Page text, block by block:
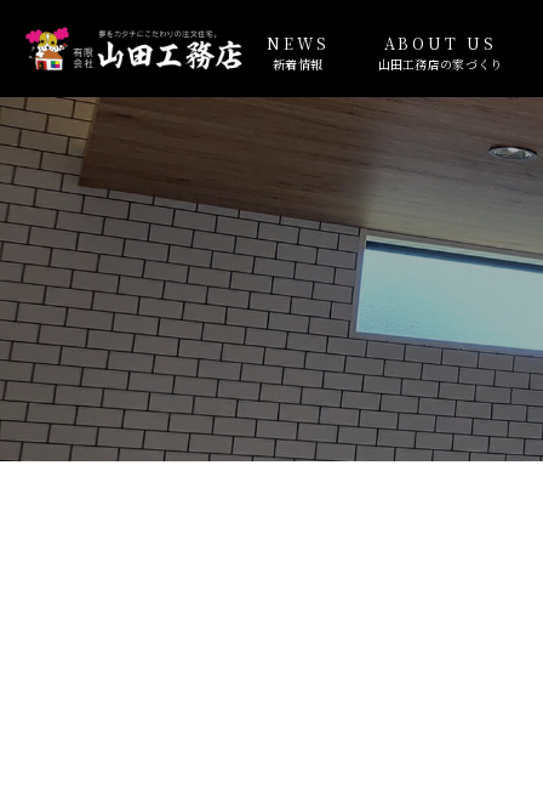
NEWS
新着情報
ABOUT US
山田工務店の家づくり